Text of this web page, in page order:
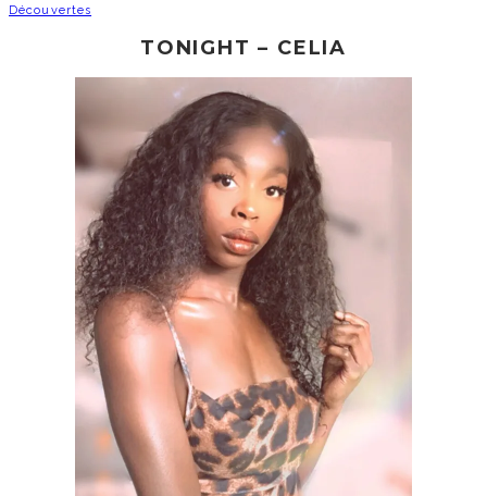
Découvertes
TONIGHT – CELIA